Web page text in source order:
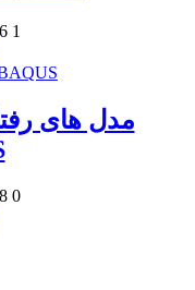
1
مدل های
0